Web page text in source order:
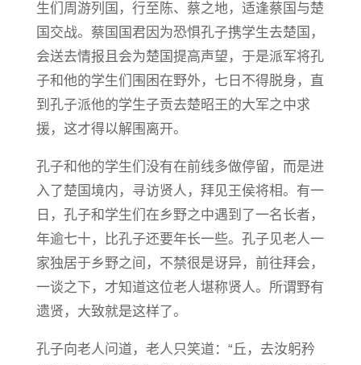
生们周游列国，行至陈、蔡之地，适逢蔡国与楚
国交战。蔡国国君因为恐惧孔子携学生去楚国，
会送去情报且会为楚国提高声望，于是派军将孔
子和他的学生们围困在野外，七日不得脱身，直
到孔子派他的学生子贡去楚昭王的大军之中求
援，这才得以解围离开。
孔子和他的学生们没有在前线多做停留，而是进
入了楚国境内，寻访贤人，拜见王侯将相。有一
日，孔子和学生们在乡野之中遇到了一名长者，
年逾七十，比孔子还要年长一些。孔子见老人一
家独居于乡野之间，不禁很是讶异，前往拜会，
一谈之下，才知道这位老人堪称贤人。所谓野有
遗贤，大致就是这样了。
孔子向老人问道，老人只笑道：“丘，去汝躬矜